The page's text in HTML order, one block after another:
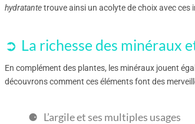
hydratantetrouve ainsi un acolyte de choix avec ces
La richesse des minéraux
En complément des plantes, les minéraux jouent
découvrons comment ces éléments font des
L’argile et ses multiples usages